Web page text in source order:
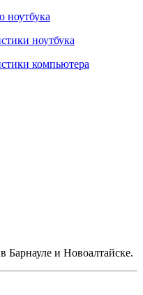
ноутбука
ноутбука
компьютера
Барнауле и Новоалтайске.